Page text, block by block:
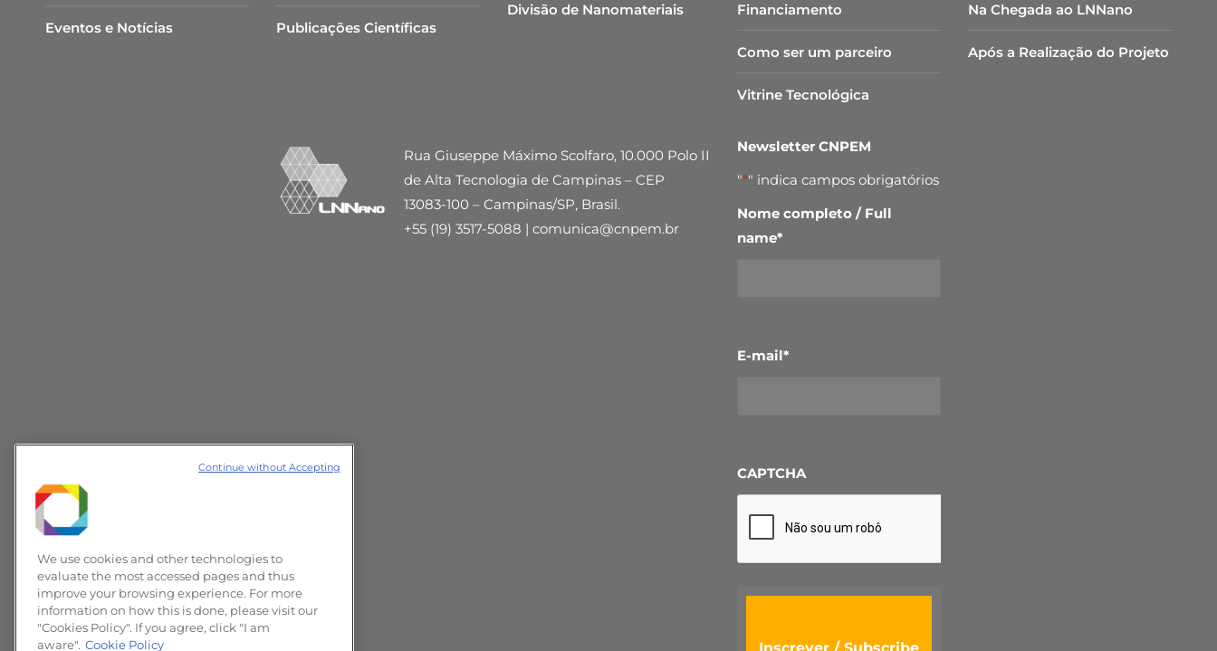
Eventos e Notícias Publicações Científicas
Divisão de Nanomateriais Financiamento
Como ser um parceiro
Vitrine Tecnológica
Na Chegada ao LNNano
Após a Realização do Projeto
Rua Giuseppe Máximo Scolfaro, 10.000 Polo II
de Alta Tecnologia de Campinas – CEP
13083-100 – Campinas/SP, Brasil.
+55 (19) 3517-5088 | comunica@cnpem.br
Newsletter CNPEM
"*" indica campos obrigatórios
Nome completo / Full
name*
E-mail*
CAPTCHA
We use cookies and other technologies to
evaluate the most accessed pages and thus
improve your browsing experience. For more
information on how this is done, please visit our
"Cookies Policy". If you agree, click "I am
aware". Cookie Policy
Continue without Accepting